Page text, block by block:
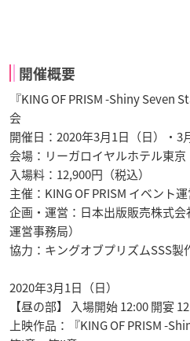
開催概要
『KING OF PRISM -Shiny Seven
会
開催日：2020年3月1日（日）・3
会場：リーガロイヤルホテル東京
入場料：12,900円（税込）
主催：KING OF PRISM イベント
企画・運営：日本出版販売株式会
運営事務局）
協力：キングオブプリズムSSS製
2020年3月1日（日）
【昼の部】 入場開始 12:00 開宴
上映作品：『KING OF PRISM -